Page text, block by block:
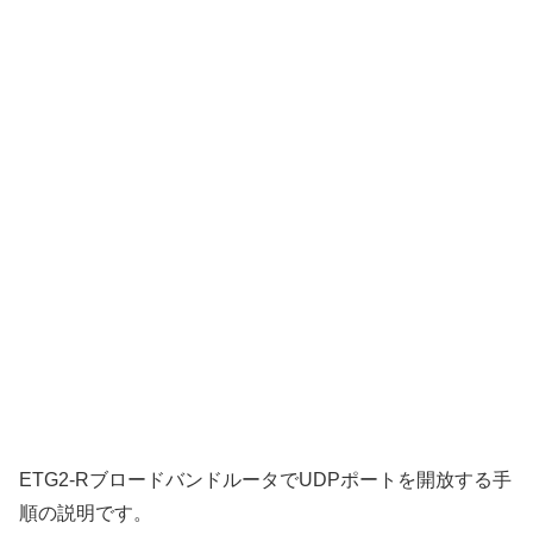
ETG2-RブロードバンドルータでUDPポートを開放する手
順の説明です。